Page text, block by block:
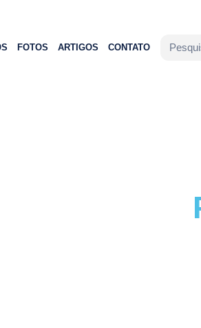
FOTOS ARTIGOS CONTATO